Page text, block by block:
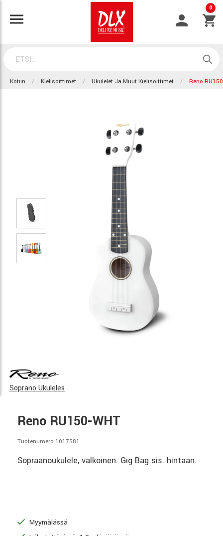
0
Kotiin Kielisoittimet Ukulelet Ja Muut Kielisoittimet Reno
Soprano Ukuleles
Reno RU150-WHT
Tuotenumero 1017581
Sopraanoukulele, valkoinen. Gig Bag sis. hintaan.
Myymälässä